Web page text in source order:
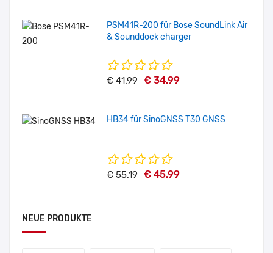
PSM41R-200 für Bose SoundLink Air
& Sounddock charger
€ 41.99 € 34.99
HB34 für SinoGNSS T30 GNSS
€ 55.19 € 45.99
NEUE PRODUKTE